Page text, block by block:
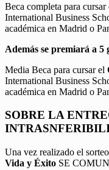
Beca completa para cursar
International Business
académica en Madrid o
Además se premiará a 5
Media Beca para cursar el
International Business
académica en Madrid o
SOBRE LA
Una vez realizado el
Vida y Éxito SE